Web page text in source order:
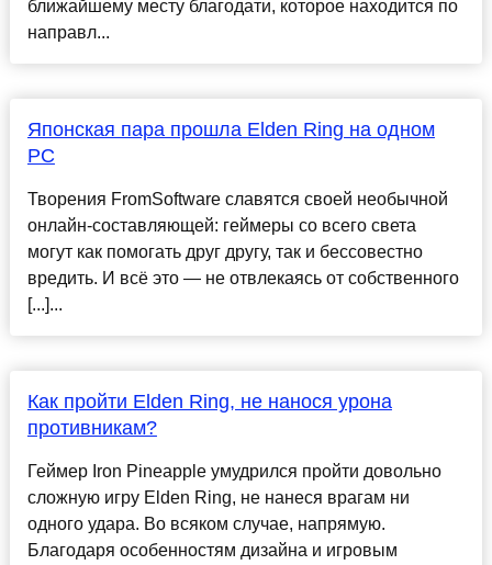
ближайшему месту благодати, которое находится по
направл...
Японская пара прошла Elden Ring на одном
PC
Творения FromSoftware славятся своей необычной
онлайн-составляющей: геймеры со всего света
могут как помогать друг другу, так и бессовестно
вредить. И всё это — не отвлекаясь от собственного
[...]...
Как пройти Elden Ring, не нанося урона
противникам?
Геймер Iron Pineapple умудрился пройти довольно
сложную игру Elden Ring, не нанеся врагам ни
одного удара. Во всяком случае, напрямую.
Благодаря особенностям дизайна и игровым